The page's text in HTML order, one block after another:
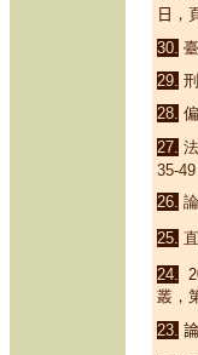
日 ，
30.
29.
28.
27.
35-49
26.
25.
24.
叢，
23.